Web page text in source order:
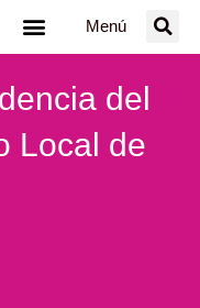
Menú
del
Local de